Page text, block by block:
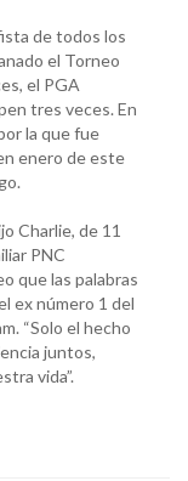
de todos los
el Torneo
el PGA
tres veces. En
la que fue
enero de este
Charlie, de 11
PNC
que las palabras
ex número 1 del
“Solo el hecho
juntos,
vida”.